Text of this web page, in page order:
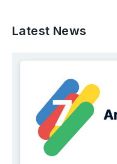
Latest News